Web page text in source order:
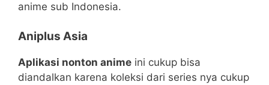
anime sub Indonesia.
Aniplus Asia
Aplikasi nonton anime ini cukup bisa
diandalkan karena koleksi dari series nya cukup